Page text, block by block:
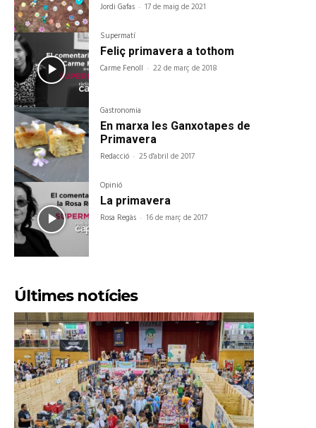
Jordi Gafas - 17 de maig de 2021
Supermatí
Feliç primavera a tothom
Carme Fenoll - 22 de març de 2018
Gastronomia
En marxa les Ganxotapes de
Primavera
Redacció - 25 d'abril de 2017
Opinió
La primavera
Rosa Regàs - 16 de març de 2017
Últimes notícies